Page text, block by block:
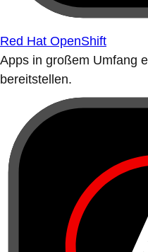
Red Hat OpenShift
Apps in großem Umfang
bereitstellen.